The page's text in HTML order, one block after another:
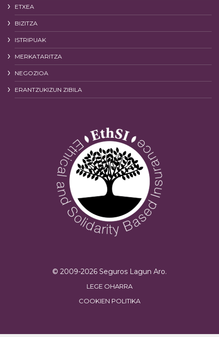
ETXEA
BIZITZA
ISTRIPUAK
MERKATARITZA
NEGOZIOA
ERANTZUKIZUN ZIBILA
© 2009-2026 Seguros Lagun Aro.
LEGE OHARRA
COOKIEN POLITIKA